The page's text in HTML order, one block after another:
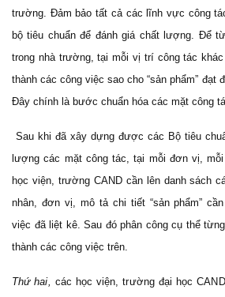
trường. Đảm bảo tất cả các lĩnh vực công
bộ tiêu chuẩn để đánh giá chất lượng. Để
trong nhà trường, tại mỗi vị trí công tác
thành các công việc sao cho “sản phẩm”
Đây chính là bước chuẩn hóa các mặt công
Sau khi đã xây dựng được các Bộ tiêu
lượng các mặt công tác, tại mỗi đơn vị,
học viện, trường CAND cần lên danh sách
nhân, đơn vị, mô tả chi tiết “sản phẩm”
việc đã liệt kê. Sau đó phân công cụ thể
thành các công việc trên.
Thứ hai, các học viện, trường đại học CAND